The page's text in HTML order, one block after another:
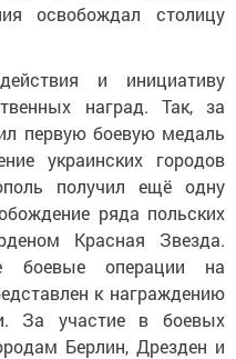
освобождал столицу
и инициативу
наград. Так, за
первую боевую медаль
украинских городов
получил ещё одну
ряда польских
Красная Звезда.
боевые операции на
к награждению
За участие в боевых
Берлин, Дрезден и